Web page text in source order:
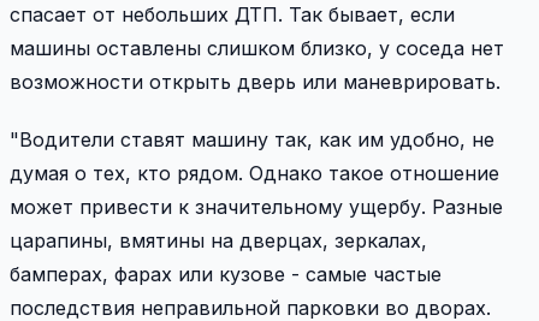
спасает от небольших ДТП. Так бывает, если
машины оставлены слишком близко, у соседа нет
возможности открыть дверь или маневрировать.
"Водители ставят машину так, как им удобно, не
думая о тех, кто рядом. Однако такое отношение
может привести к значительному ущербу. Разные
царапины, вмятины на дверцах, зеркалах,
бамперах, фарах или кузове - самые частые
последствия неправильной парковки во дворах.